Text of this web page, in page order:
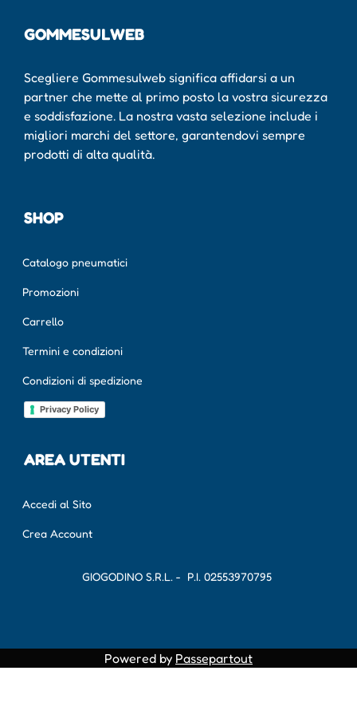
GOMMESULWEB
Scegliere Gommesulweb significa affidarsi a un
partner che mette al primo posto la vostra sicurezza
e soddisfazione. La nostra vasta selezione include i
migliori marchi del settore, garantendovi sempre
prodotti di alta qualità.
SHOP
Catalogo pneumatici
Promozioni
Carrello
Termini e condizioni
Condizioni di spedizione
Privacy Policy
AREA UTENTI
Accedi al Sito
Crea Account
GIOGODINO S.R.L. - P.I. 02553970795
Powered by Passepartout